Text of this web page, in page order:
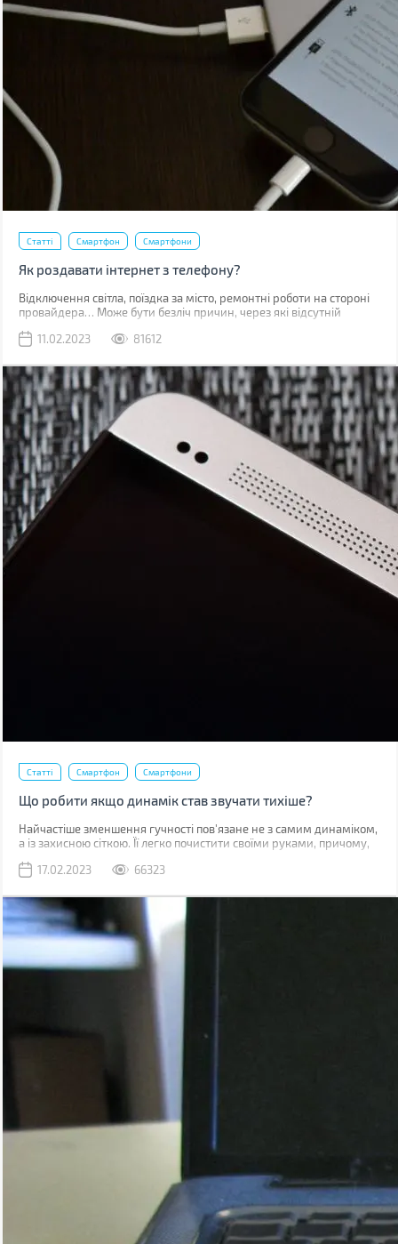
Статті Смартфон Смартфони
Як роздавати інтернет з телефону?
Відключення світла, поїздка за місто, ремонтні роботи на стороні
провайдера… Може бути безліч причин, через які відсутній
мобільна мережа, звичайно, якщо ви знаходитесь у зоні її
11.02.2023 81612
Статті Смартфон Смартфони
Що робити якщо динамік став звучати тихіше?
Найчастіше зменшення гучності пов'язане не з самим динаміком,
а із захисною сіткою. Її легко почистити своїми руками, причому,
17.02.2023
66323